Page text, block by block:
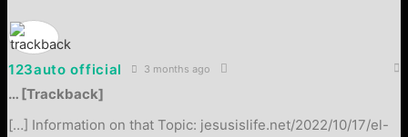
123auto official 3 months ago
… [Trackback]
[…] Information on that Topic: jesusislife.net/2022/10/17/el-